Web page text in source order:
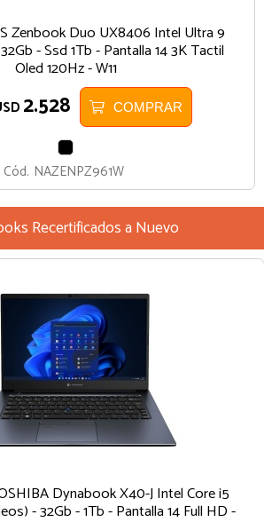
Zenbook Duo UX8406 Intel Ultra 9
- Ssd 1Tb - Pantalla 14 3K Tactil
Oled 120Hz - W11
2.528 COMPRAR
Cód. NAZENPZ961W
Recertificados a Nuevo
Dynabook X40-J Intel Core i5
- 32Gb - 1Tb - Pantalla 14 Full HD -